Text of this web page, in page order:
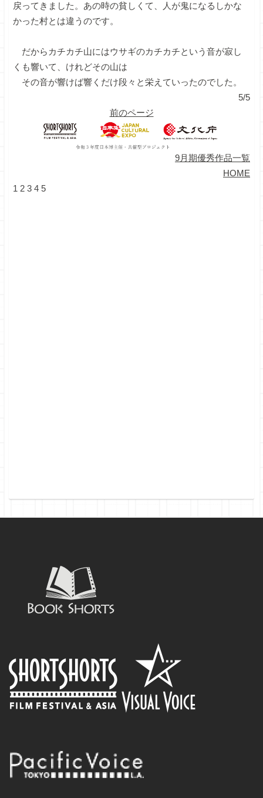
戻ってきました。あの時の貧しくて、人が鬼になるしかな
かった村とは違うのです。
だからカチカチ山にはウサギのカチカチという音が寂し
くも響いて、けれどその山は
その音が響けば響くだけ段々と栄えていったのでした。
5/5
前のページ
9月期優秀作品一覧
HOME
1 2 3 4 5